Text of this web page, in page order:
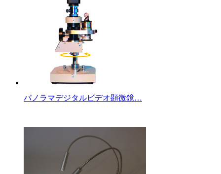
パノラマデジタルビデオ顕微鏡…